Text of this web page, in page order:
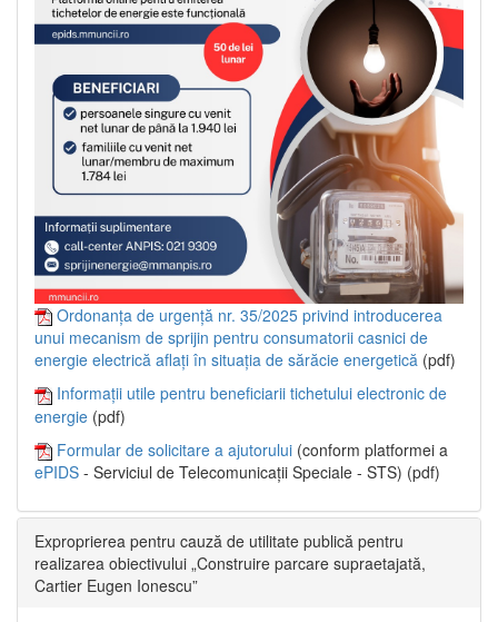
Ordonanța de urgență nr. 35/2025 privind introducerea
unui mecanism de sprijin pentru consumatorii casnici de
energie electrică aflați în situația de sărăcie energetică (pdf)
Informații utile pentru beneficiarii tichetului electronic de
energie (pdf)
Formular de solicitare a ajutorului (conform platformei a
ePIDS - Serviciul de Telecomunicații Speciale - STS) (pdf)
Exproprierea pentru cauză de utilitate publică pentru
realizarea obiectivului „Construire parcare supraetajată,
Cartier Eugen Ionescu”